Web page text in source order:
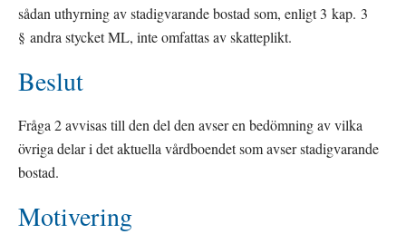
sådan uthyrning av stadigvarande bostad som, enligt 3 kap. 3
§ andra stycket ML, inte omfattas av skatteplikt.
Beslut
Fråga 2 avvisas till den del den avser en bedömning av vilka
övriga delar i det aktuella vårdboendet som avser stadigvarande
bostad.
Motivering